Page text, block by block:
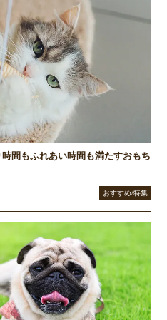
間もふれあい時間も満たすおもち
おすすめ/特集